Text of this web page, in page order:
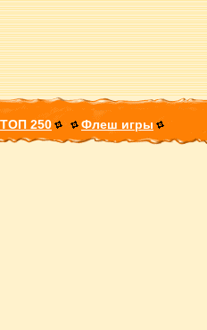
ТОП 250 Флеш игры